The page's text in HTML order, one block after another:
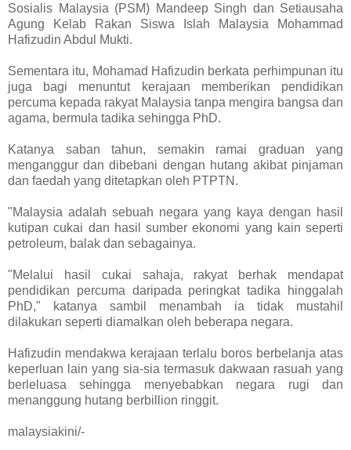
Sosialis Malaysia (PSM) Mandeep Singh dan Setiausaha
Agung Kelab Rakan Siswa Islah Malaysia Mohammad
Hafizudin Abdul Mukti.
Sementara itu, Mohamad Hafizudin berkata perhimpunan itu
juga bagi menuntut kerajaan memberikan pendidikan
percuma kepada rakyat Malaysia tanpa mengira bangsa dan
agama, bermula tadika sehingga PhD.
Katanya saban tahun, semakin ramai graduan yang
menganggur dan dibebani dengan hutang akibat pinjaman
dan faedah yang ditetapkan oleh PTPTN.
"Malaysia adalah sebuah negara yang kaya dengan hasil
kutipan cukai dan hasil sumber ekonomi yang kain seperti
petroleum, balak dan sebagainya.
"Melalui hasil cukai sahaja, rakyat berhak mendapat
pendidikan percuma daripada peringkat tadika hinggalah
PhD," katanya sambil menambah ia tidak mustahil
dilakukan seperti diamalkan oleh beberapa negara.
Hafizudin mendakwa kerajaan terlalu boros berbelanja atas
keperluan lain yang sia-sia termasuk dakwaan rasuah yang
berleluasa sehingga menyebabkan negara rugi dan
menanggung hutang berbillion ringgit.
malaysiakini/-